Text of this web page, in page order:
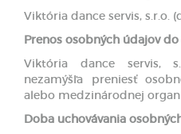
Viktória dance servis, s.r.o.
Prenos osobných údajov
Viktória dance servis,
nezamýšľa preniesť
alebo medzinárodnej
Doba uchovávania